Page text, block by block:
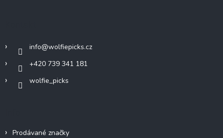
info@wolfiepicks.cz
+420 739 341 181
wolfie_picks
Prodávané značky